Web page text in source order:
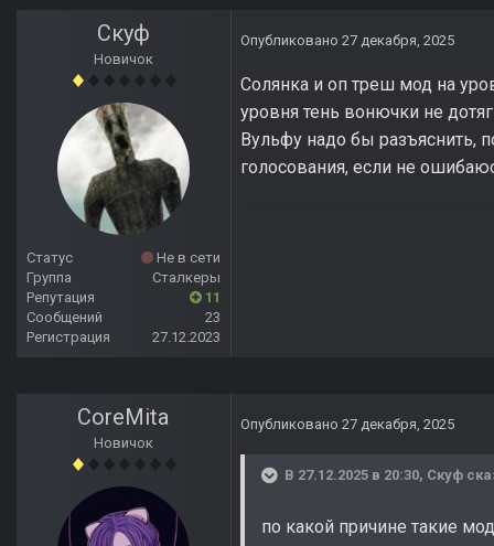
Скуф
Новичок
Статус
Не в сети
Группа
Сталкеры
Репутация
11
Сообщений
23
Регистрация
27.12.2023
Опубликовано 27 декабря, 2025
Солянка и оп треш мод на
уровня тень вонючки не
Вульфу надо бы разъяснить,
голосования, если не
CoreMita
Новичок
Опубликовано 27 декабря, 2025
В 27.12.2025 в 20:30, Скуф
по какой причине такие